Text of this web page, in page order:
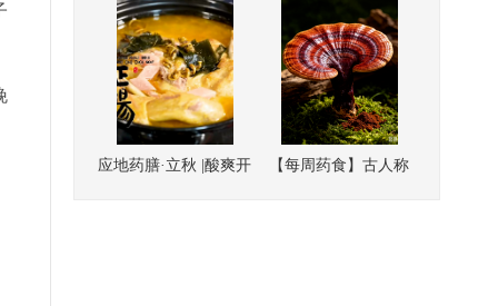
应地药膳·立秋 |酸爽开
【每周药食】古人称